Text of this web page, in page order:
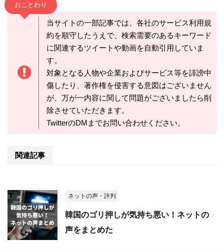
おことわり
当サイトの一部記事では、各社のサービス利用規
約を順守したうえで、検索需要のあるキーワード
に関連するツイートや動画を自動引用していま
す。
対象となる人物や企業およびサービス等を誹謗中
傷したり、著作権を侵害する意図はございません
が、万が一内容に関して問題がございましたら削
除させていただきます。
TwitterのDMまでお問い合わせください。
関連記事
ネットの声・評判
韓国のゴリ押しが気持ち悪い！ネットの
声をまとめた